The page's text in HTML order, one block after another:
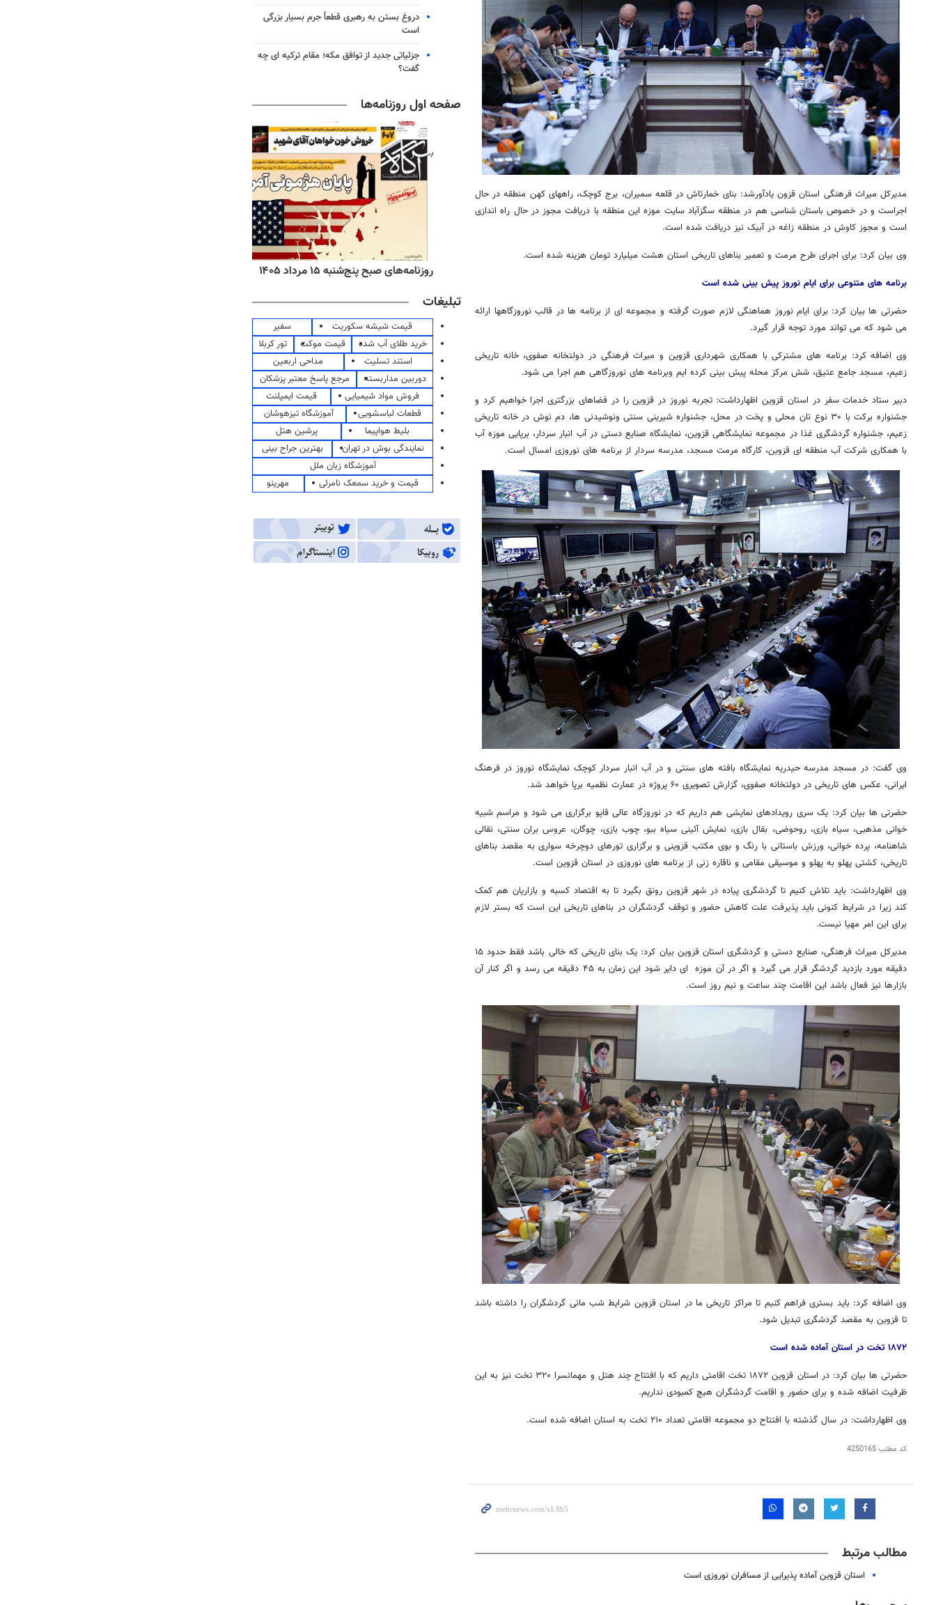
مدیرکل میراث فرهنگی استان قزون یادآورشد: بنای خمارتاش در قلعه سمیران، برج کوچک، راههای کهن منطقه در حال
اجراست و در خصوص باستان شناسی هم در منطقه سگزآباد سایت موزه این منطقه با دریافت مجوز در حال راه اندازی
است و مجوز کاوش در منطقه زاغه در آبیک نیز دریافت شده است.
وی بیان کرد: برای اجرای طرح مرمت و تعمیر بناهای تاریخی استان هشت میلیارد تومان هزینه شده است.
برنامه های متنوعی برای ایام نوروز پیش بینی شده است
حضرتی ها بیان کرد: برای ایام نوروز هماهنگی لازم صورت گرفته و مجموعه ای از برنامه ها در قالب نوروزگاهها ارائه
می شود که می تواند مورد توجه قرار گیرد.
وی اضافه کرد: برنامه های مشترکی با همکاری شهرداری قزوین و میراث فرهنگی در دولتخانه صفوی، خانه تاریخی
زعیم، مسجد جامع عتیق، شش مرکز محله پیش بینی کرده ایم وبرنامه های نوروزگاهی هم اجرا می شود.
دبیر ستاد خدمات سفر در استان قزوین اظهارداشت: تجربه نوروز در قزوین را در فضاهای بزرگتری اجرا خواهیم کرد و
جشنواره برکت با ۳۰ نوع نان محلی و پخت در محل، جشنواره شیرینی سنتی ونوشیدنی ها، دم نوش در خانه تاریخی
زعیم، جشنواره گردشگری غذا در مجموعه نمایشگاهی قزوین، نمایشگاه صنایع دستی در آب انبار سردار، برپایی موزه آب
با همکاری شرکت آب منطقه ای قزوین، کارگاه مرمت مسجد، مدرسه سردار از برنامه های نوروزی امسال است.
وی گفت: در مسجد مدرسه حیدریه نمایشگاه بافته های سنتی و در آب انبار سردار کوچک نمایشگاه نوروز در فرهنگ
ایرانی، عکس های تاریخی در دولتخانه صفوی، گزارش تصویری ۶۰ پروژه در عمارت نظمیه برپا خواهد شد.
حضرتی ها بیان کرد: یک سری رویدادهای نمایشی هم داریم که در نوروزگاه عالی قاپو برگزاری می شود و مراسم شبیه
خوانی مذهبی، سیاه بازی، روحوضی، بقال بازی، نمایش آئینی سیاه ببو، چوب بازی، چوگان، عروس بران سنتی، نقالی
شاهنامه، پرده خوانی، ورزش باستانی با رنگ و بوی مکتب قزوینی و برگزاری تورهای دوچرخه سواری به مقصد بناهای
تاریخی، کشتی پهلو به پهلو و موسیقی مقامی و ناقاره زنی از برنامه های نوروزی در استان قزوین است.
وی اظهارداشت: باید تلاش کنیم تا گردشگری پیاده در شهر قزوین رونق بگیرد تا به اقتصاد کسبه و بازاریان هم کمک
کند زیرا در شرایط کنونی باید پذیرفت علت کاهش حضور و توقف گردشگران در بناهای تاریخی این است که بستر لازم
برای این امر مهیا نیست.
مدیرکل میراث فرهنگی، صنایع دستی و گردشگری استان قزوین بیان کرد: یک بنای تاریخی که خالی باشد فقط حدود ۱۵
دقیقه مورد بازدید گردشگر قرار می گیرد و اگر در آن موزه ای دایر شود این زمان به ۴۵ دقیقه می رسد و اگر کنار آن
بازارها نیز فعال باشد این اقامت چند ساعت و نیم روز است.
وی اضافه کرد: باید بستری فراهم کنیم تا مراکز تاریخی ما در استان قزوین شرایط شب مانی گردشگران را داشته باشد
تا قزوین به مقصد گردشگری تبدیل شود.
۱۸۷۲ تخت در استان آماده شده است
حضرتی ها بیان کرد: در استان قزوین ۱۸۷۲ تخت اقامتی داریم که با افتتاح چند هتل و مهمانسرا ۳۲۰ تخت نیز به این
ظرفیت اضافه شده و برای حضور و اقامت گردشگران هیچ کمبودی نداریم.
وی اظهارداشت: در سال گذشته با افتتاح دو مجموعه اقامتی تعداد ۲۱۰ تخت به استان اضافه شده است.
کد مطلب4250165
مطالب مرتبط
استان قزوین آماده پذیرایی از مسافران نوروزی است
دروغ بستن به رهبری قطعاً جرم بسیار بزرگی
است
جزئیاتی جدید از توافق مکه؛ مقام ترکیه ای چه
گفت؟
صفحه اول روزنامه‌ها
روزنامه‌های صبح پنج‌شنبه ۱۵ مرداد ۱۴۰۵
تبلیغات
قیمت شیشه سکوریت
سفیر
خرید طلای آب شده
قیمت موکت
تور کربلا
استند تسلیت
مداحی اربعین
دوربین مداربسته
مرجع پاسخ معتبر پزشکان
فروش مواد شیمیایی
قیمت ایمپلنت
قطعات لباسشویی
آموزشگاه تیزهوشان
بلیط هواپیما
پرشین هتل
نمایندگی بوش در تهران
بهترین جراح بینی
آموزشگاه زبان ملل
قیمت و خرید سمعک نامرئی
مهرینو